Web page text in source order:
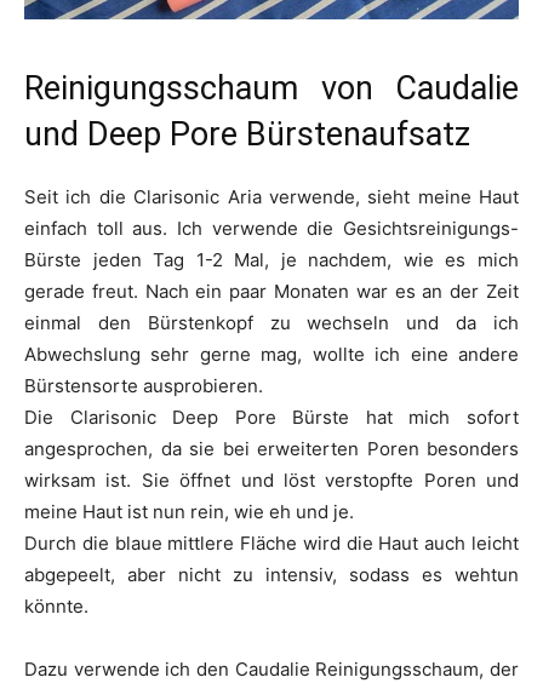
Reinigungsschaum von Caudalie
und Deep Pore Bürstenaufsatz
Seit ich die Clarisonic Aria verwende, sieht meine Haut
einfach toll aus. Ich verwende die Gesichtsreinigungs-
Bürste jeden Tag 1-2 Mal, je nachdem, wie es mich
gerade freut. Nach ein paar Monaten war es an der Zeit
einmal den Bürstenkopf zu wechseln und da ich
Abwechslung sehr gerne mag, wollte ich eine andere
Bürstensorte ausprobieren.
Die Clarisonic Deep Pore Bürste hat mich sofort
angesprochen, da sie bei erweiterten Poren besonders
wirksam ist. Sie öffnet und löst verstopfte Poren und
meine Haut ist nun rein, wie eh und je.
Durch die blaue mittlere Fläche wird die Haut auch leicht
abgepeelt, aber nicht zu intensiv, sodass es wehtun
könnte.
Dazu verwende ich den Caudalie Reinigungsschaum, der